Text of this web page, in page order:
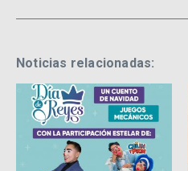
Noticias relacionadas: